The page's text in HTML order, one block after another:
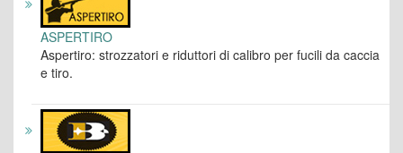
ASPERTIRO
Aspertiro: strozzatori e riduttori di calibro per fucili da caccia
e tiro.